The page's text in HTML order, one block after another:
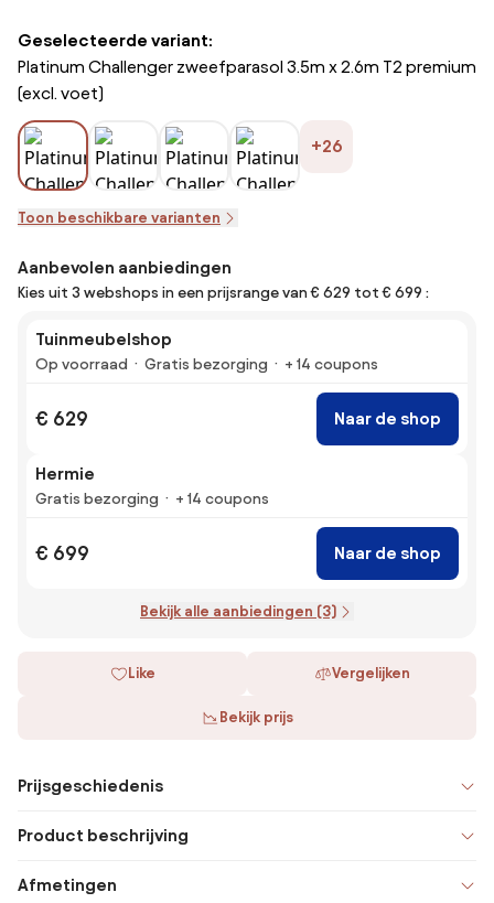
Geselecteerde variant:
Platinum Challenger zweefparasol 3.5m x 2.6m T2 premium
(excl. voet)
+26
Toon beschikbare varianten
Aanbevolen aanbiedingen
Kies uit 3 webshops in een prijsrange van € 629 tot € 699 :
Tuinmeubelshop
Op voorraad Gratis bezorging + 14 coupons
€ 629 Naar de shop
Hermie
Gratis bezorging + 14 coupons
€ 699 Naar de shop
Bekijk alle aanbiedingen (3)
Like Vergelijken
Bekijk prijs
Prijsgeschiedenis
Product beschrijving
Afmetingen